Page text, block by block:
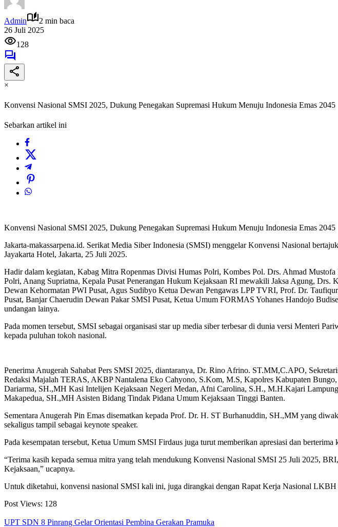
Admin
2 min baca
26 Juli 2025
128
×
Konvensi Nasional SMSI 2025, Dukung Penegakan Supremasi Hukum Menuju Indonesia Emas 2045
Sebarkan artikel ini
Konvensi Nasional SMSI 2025, Dukung Penegakan Supremasi Hukum Menuju Indonesia Emas 2045
Jakarta-makassarpena.id. Serikat Media Siber Indonesia (SMSI) menggelar Konvensi Nasional
Jayakarta Hotel, Jakarta, 25 Juli 2025.
Hadir dalam kegiatan, Kabag Mitra Ropenmas Divisi Humas Polri, Kombes Pol. Drs. Ahmad
Polri, Anang Supriatna, Kepala Pusat Penerangan Hukum Kejaksaan RI mewakili Jaksa Agung,
Dewan Kehormatan PWI Pusat, Agus Sudibyo Ketua Dewan Pengawas LPP TVRI, Prof. Dr.
Pusat, Banjar Chaerudin Dewan Pakar SMSI Pusat, Ketua Umum FORMAS Yohanes Handojo
undangan lainya.
Pada momen tersebut, SMSI sebagai organisasi star up media siber terbesar di dunia versi Menteri
kepada puluhan tokoh nasional.
Penerima Anugerah Sahabat Pers SMSI 2025, diantaranya, Dr. Rino Afrino. ST.MM,C.APO,
Redaksi Majalah TERAS, AKBP Nantalena Eko Cahyono, S.Kom, M.S, Kapolres Kabupaten
Dariarma, SH.,MH Kasi Intelijen Kejaksaan Negeri Medan, Afni Carolina, S.H., M.H.Kajari
Makapedua, SH.,MH Asisten Bidang Tindak Pidana Umum Kejaksaan Tinggi Banten.
Sementara Anugerah Pin Emas disematkan kepada Prof. Dr. H. ST Burhanuddin, SH.,MM yang
sekaligus tampil sebagai keynote speaker.
Pada kesempatan tersebut, Ketua Umum SMSI Firdaus juga turut memberikan apresiasi dan
“Terima kasih kepada semua mitra yang telah mendukung Konvensi Nasional SMSI 25 Juli 2025,
Kejaksaan,” ucapnya.
Untuk diketahui, konvensi nasional SMSI kali ini, juga dirangkai dengan Rapat Kerja Nasional
Post Views: 128
UPT SDN 8 Pinrang Gelar Orientasi Pembina Gerakan Pramuka